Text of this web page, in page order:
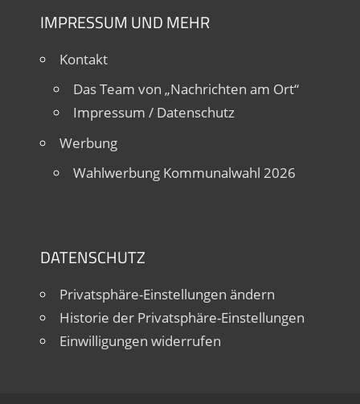
IMPRESSUM UND MEHR
Kontakt
Das Team von „Nachrichten am Ort“
Impressum / Datenschutz
Werbung
Wahlwerbung Kommunalwahl 2026
DATENSCHUTZ
Privatsphäre-Einstellungen ändern
Historie der Privatsphäre-Einstellungen
Einwilligungen widerrufen